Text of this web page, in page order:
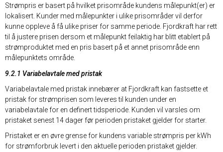
Strømpris er basert på hvilket prisområde kundens målepunkt(er) er
lokalisert. Kunder med målepunkter i ulike prisområder vil derfor
kunne oppleve å få ulike priser for samme periode. Fjordkraft har rett
til å justere prisen dersom et målepunkt feilaktig har blitt etablert på
strømproduktet med en pris basert på et annet prisområde enn
målepunktets område.
9.2.1 Variabelavtale med pristak
Variabelavtale med pristak innebærer at Fjordkraft kan fastsette et
pristak for strømprisen som leveres til kunden under en
variabelavtale for en definert tidsperiode. Kunden vil varsles om
pristaket senest 14 dager før perioden pristaket gjelder for starter.
Pristaket er en øvre grense for kundens variable strømpris per kWh
for strømforbruk levert i den aktuelle perioden pristaket gjelder.